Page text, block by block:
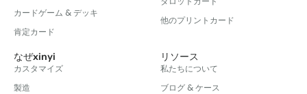
カードゲーム & デッキ
肯定カード
他のプリントカード
なぜxinyi
カスタマイズ
製造
リソース
私たちについて
ブログ & ケース